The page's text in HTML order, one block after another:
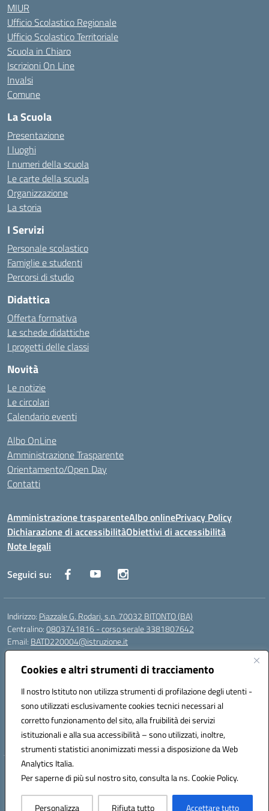
Cookies e altri strumenti di tracciamento
Il nostro Istituto non utilizza strumenti di profilazione degli utenti -
sono utilizzati esclusivamente cookies tecnici necessari al
corretto funzionamento del sito, alla fruibilità dei servizi
istituzionali e alla sua accessibilità – sono utilizzati, inoltre,
strumenti statistici anonimizzati messi a disposizione da Web
Analytics Italia.
Per saperne di più sul nostro sito, consulta la ns. Cookie Policy.
Personalizza Rifiuta tutto Accettare tutto
MIUR
Ufficio Scolastico Regionale
Ufficio Scolastico Territoriale
Scuola in Chiaro
Iscrizioni On Line
Invalsi
Comune
La Scuola
Presentazione
I luoghi
I numeri della scuola
Le carte della scuola
Organizzazione
La storia
I Servizi
Personale scolastico
Famiglie e studenti
Percorsi di studio
Didattica
Offerta formativa
Le schede didattiche
I progetti delle classi
Novità
Le notizie
Le circolari
Calendario eventi
Albo OnLine
Amministrazione Trasparente
Orientamento/Open Day
Contatti
Amministrazione trasparenteAlbo onlinePrivacy Policy
Dichiarazione di accessibilitàObiettivi di accessibilità
Note legali
Seguici su:
Indirizzo: Piazzale G. Rodari, s.n. 70032 BITONTO (BA)
Centralino:0803741816 - corso serale 3381807642
Email: BATD220004@istruzione.it
Posta elettronica certificata (PEC):batd220004@pec.istruzione.it
Codice fiscale: 93062840728
Codice meccanografico:BATD220004
Codice Indice delle Pubbliche Amministrazioni (IPA): itcvg
Codice unico di fatturazione (CUF): UFIJVU
la scuola è raggiungibile anche al numero: ☎️ 3520316918
Hosting & Powered by 3D Solution S.r.l.
Concept & Design by Designers Italia